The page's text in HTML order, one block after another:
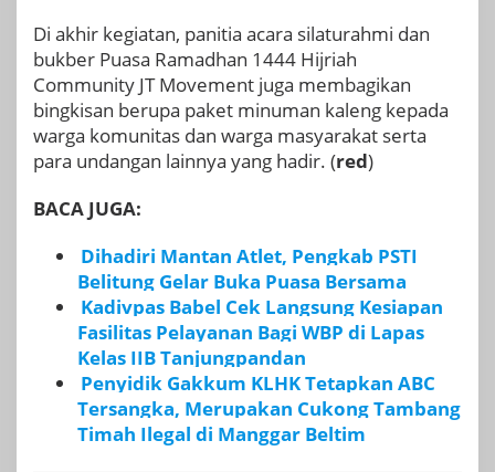
Di akhir kegiatan, panitia acara silaturahmi dan
bukber Puasa Ramadhan 1444 Hijriah
Community JT Movement juga membagikan
bingkisan berupa paket minuman kaleng kepada
warga komunitas dan warga masyarakat serta
para undangan lainnya yang hadir. (red)
BACA JUGA:
Dihadiri Mantan Atlet, Pengkab PSTI
Belitung Gelar Buka Puasa Bersama
Kadivpas Babel Cek Langsung Kesiapan
Fasilitas Pelayanan Bagi WBP di Lapas
Kelas IIB Tanjungpandan
Penyidik Gakkum KLHK Tetapkan ABC
Tersangka, Merupakan Cukong Tambang
Timah Ilegal di Manggar Beltim